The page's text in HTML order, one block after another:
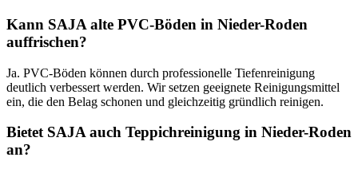
Kann SAJA alte PVC-Böden in Nieder-Roden
auffrischen?
Ja. PVC-Böden können durch professionelle Tiefenreinigung
deutlich verbessert werden. Wir setzen geeignete Reinigungsmittel
ein, die den Belag schonen und gleichzeitig gründlich reinigen.
Bietet SAJA auch Teppichreinigung in Nieder-Roden
an?